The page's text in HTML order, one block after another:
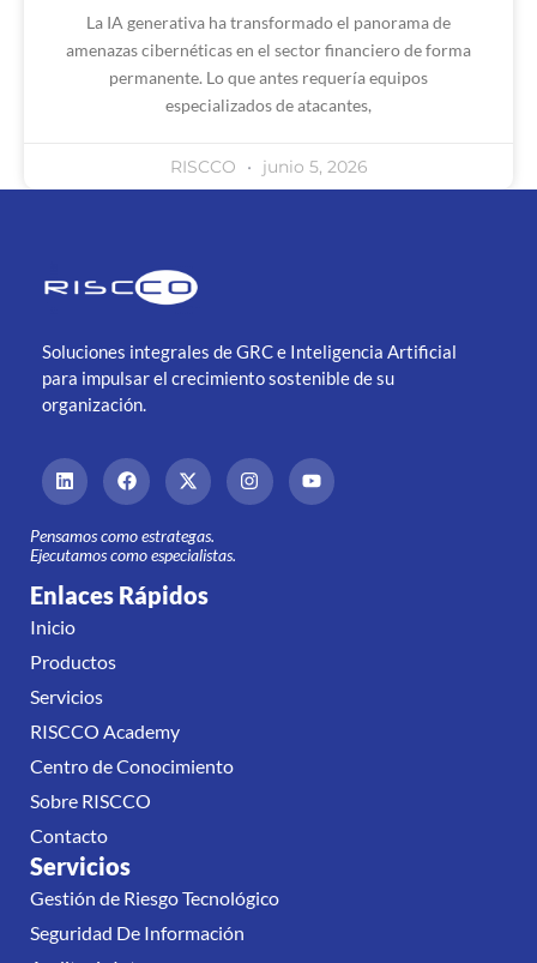
La IA generativa ha transformado el panorama de
amenazas cibernéticas en el sector financiero de forma
permanente. Lo que antes requería equipos
especializados de atacantes,
RISCCO junio 5, 2026
Soluciones integrales de GRC e Inteligencia Artificial
para impulsar el crecimiento sostenible de su
organización.
Pensamos como estrategas.
Ejecutamos como especialistas.
Enlaces Rápidos
Inicio
Productos
Servicios
RISCCO Academy
Centro de Conocimiento
Sobre RISCCO
Contacto
Servicios
Gestión de Riesgo Tecnológico
Seguridad De Información